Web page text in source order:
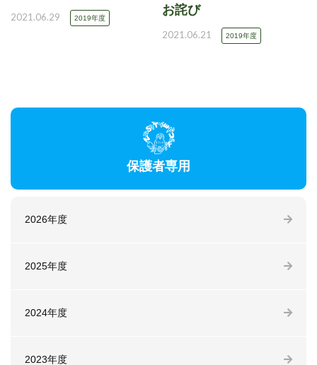
2021.06.29 2019年度
お詫び
2021.06.21 2019年度
保護者専用
2026年度
2025年度
2024年度
2023年度